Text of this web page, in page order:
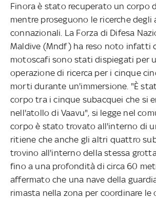
Finora è stato recuperato un corpo
mentre proseguono le ricerche
connazionali. La Forza di Difesa
Maldive (Mndf) ha reso noto infatti
motoscafi sono stati dispiegati per
operazione di ricerca per i cinque
morti durante un'immersione. "È
corpo tra i cinque subacquei che si
nell'atollo di Vaavu", si legge nel
corpo è stato trovato all'interno di
ritiene che anche gli altri quattro
trovino all'interno della stessa
fino a una profondità di circa 60
affermato che una nave della
rimasta nella zona per coordinare le